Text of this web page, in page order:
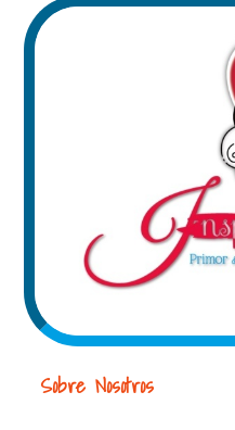
Sobre Nosotros